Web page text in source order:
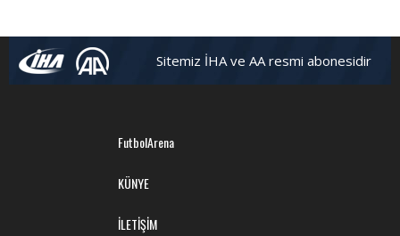
Sitemiz İHA ve AA resmi abonesidir
FutbolArena
KÜNYE
İLETİŞİM